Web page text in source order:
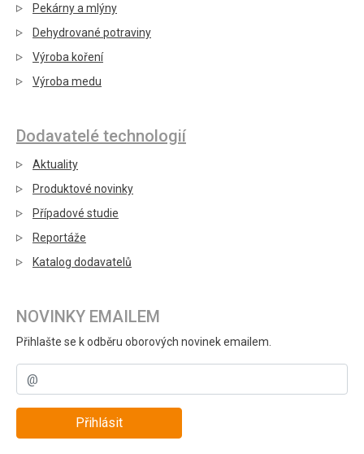
Pekárny a mlýny
Dehydrované potraviny
Výroba koření
Výroba medu
Dodavatelé technologií
Aktuality
Produktové novinky
Případové studie
Reportáže
Katalog dodavatelů
NOVINKY EMAILEM
Přihlašte se k odběru oborových novinek emailem.
Přihlásit